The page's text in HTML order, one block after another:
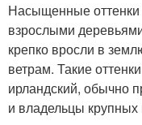
Насыщенные
взрослыми
крепко вросли в
ветрам. Такие
ирландский, обычно
и владельцы крупных